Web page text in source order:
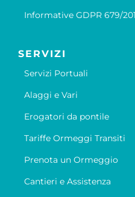
Informative GDPR 679/
SERVIZI
Servizi Portuali
Alaggi e Vari
Erogatori da pontile
Tariffe Ormeggi Transiti
Prenota un Ormeggio
Cantieri e Assistenza